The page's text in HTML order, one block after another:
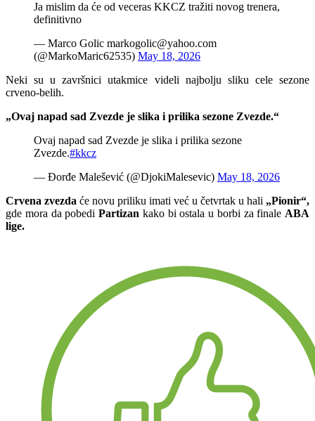
Ja mislim da će od veceras KKCZ tražiti novog trenera,
definitivno
— Marco Golic markogolic@yahoo.com
(@MarkoMaric62535) May 18, 2026
Neki su u završnici utakmice videli najbolju sliku cele sezone
crveno-belih.
„Ovaj napad sad Zvezde je slika i prilika sezone Zvezde.“
Ovaj napad sad Zvezde je slika i prilika sezone
Zvezde.#kkcz
— Đorđe Malešević (@DjokiMalesevic) May 18, 2026
Crvena zvezda će novu priliku imati već u četvrtak u hali „Pionir“,
gde mora da pobedi Partizan kako bi ostala u borbi za finale ABA
lige.